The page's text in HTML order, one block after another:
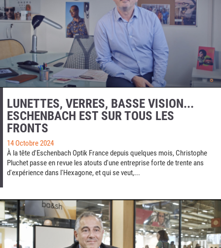
LUNETTES, VERRES, BASSE VISION...
ESCHENBACH EST SUR TOUS LES
FRONTS
14 Octobre 2024
À la tête d'Eschenbach Optik France depuis quelques mois, Christophe
Pluchet passe en revue les atouts d'une entreprise forte de trente ans
d'expérience dans l'Hexagone, et qui se veut,...